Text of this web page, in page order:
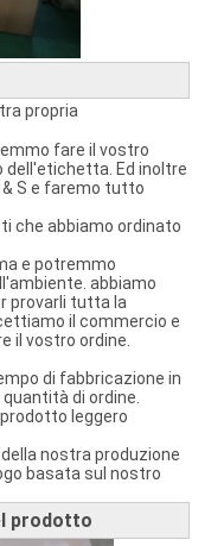
propria
fare il vostro
dell'etichetta. Ed inoltre
& S e faremo tutto
che abbiamo ordinato
e potremmo
abbiamo
provarli tutta la
il commercio e
il vostro ordine.
di fabbricazione in
di ordine.
prodotto leggero
nostra produzione
basata sul nostro
prodotto